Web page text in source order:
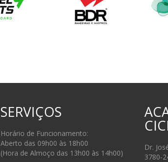
SERVIÇOS
Horário de Funcionamento:
Aberto das 09h00 às 18h00
(Hora de Almoço das 13h00 às 14h00)
Dr.
3780-